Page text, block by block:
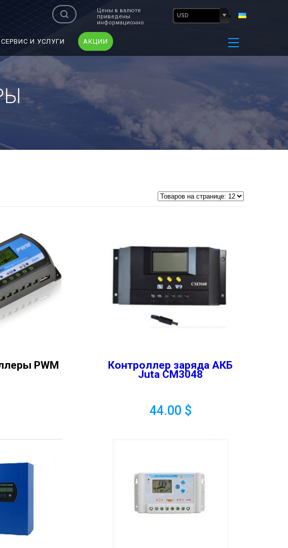
Цены в валюте
приведены
информационно
USD
СЕРВИС И УСЛУГИ АКЦИИ
PWM Контроллер заряда АКБ
Juta CM3048
44.00 $